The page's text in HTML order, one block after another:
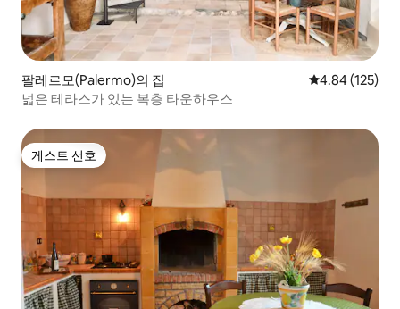
팔레르모(Palermo)의 집 평점 4.84점(5
4.84 (125)
넓은 테라스가 있는 복층 타운하우스
게스트 선호
게스트 선호